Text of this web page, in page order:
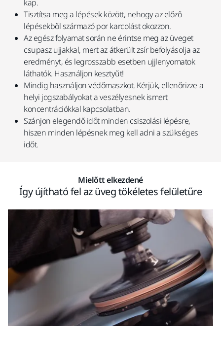
kap.
Tisztítsa meg a lépések között, nehogy az előző
lépésekből származó por karcolást okozzon.
Az egész folyamat során ne érintse meg az üveget
csupasz ujjakkal, mert az átkerült zsír befolyásolja az
eredményt, és legrosszabb esetben ujjlenyomatok
láthatók. Használjon kesztyűt!
Mindig használjon védőmaszkot. Kérjük, ellenőrizze a
helyi jogszabályokat a veszélyesnek ismert
koncentrációkkal kapcsolatban.
Szánjon elegendő időt minden csiszolási lépésre,
hiszen minden lépésnek meg kell adni a szükséges
időt.
Mielőtt elkezdené
Így újítható fel az üveg tökéletes felületűre